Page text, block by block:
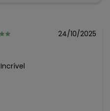
R$ 72,79
24/10/2025
Incrível